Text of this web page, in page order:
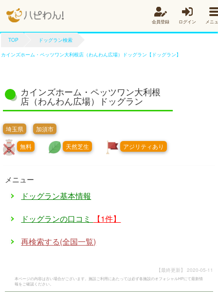
会員登録 ログイン メニ
TOP ドッグラン検索
カインズホーム・ペッツワン大利根店（わんわん広場）ドッグラン【ドッグラン】
カインズホーム・ペッツワン大利根
店（わんわん広場）ドッグラン
埼玉県 加須市
無料 天然芝生 アジリティあり
メニュー
ドッグラン基本情報
ドッグランの口コミ 【1件】
再検索する(全国一覧)
【最終更新】 2020-05-11
本ページの内容は古い場合がございます。施設ご利用にあたっては必ず各施設のオフォシャルHPにて最新情
報をご確認ください。